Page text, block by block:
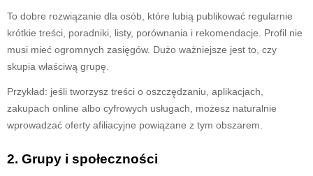
To dobre rozwiązanie dla osób, które lubią publikować regularnie
krótkie treści, poradniki, listy, porównania i rekomendacje. Profil nie
musi mieć ogromnych zasięgów. Dużo ważniejsze jest to, czy
skupia właściwą grupę.
Przykład: jeśli tworzysz treści o oszczędzaniu, aplikacjach,
zakupach online albo cyfrowych usługach, możesz naturalnie
wprowadzać oferty afiliacyjne powiązane z tym obszarem.
2. Grupy i społeczności